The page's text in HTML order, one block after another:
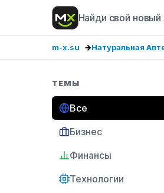
Найди свой
m-x.su Натуральная
ТЕМЫ
Все
Бизнес
Финансы
Технологии